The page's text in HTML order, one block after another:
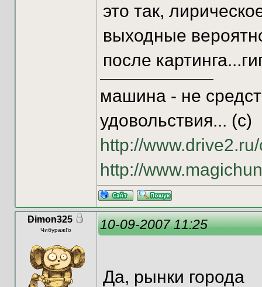
это так,
выходные
после
машина - не
удовольствия... (с)
http://
http://
Dimon325
ЧибуражГо 10-09-2007 11:25
Да, рынки города